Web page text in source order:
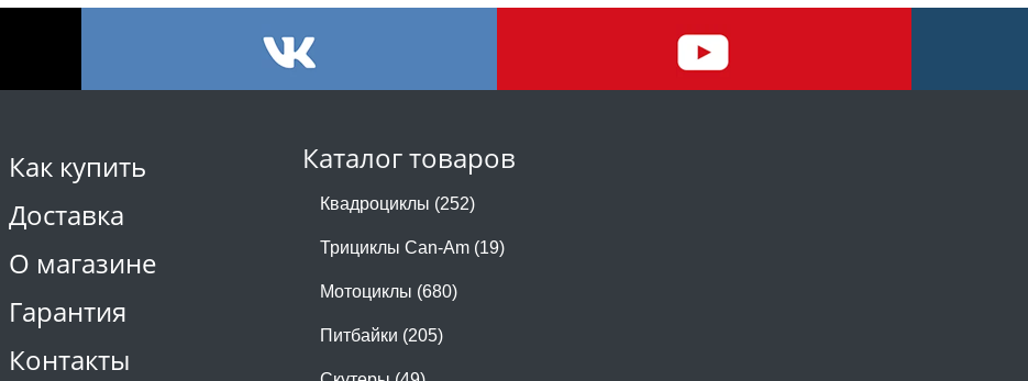
Как купить
Доставка
О магазине
Гарантия
Контакты
Каталог товаров
Квадроциклы (252)
Трициклы Can-Am (19)
Мотоциклы (680)
Питбайки (205)